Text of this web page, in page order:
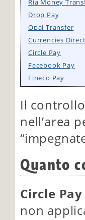
Ria Money
Drop Pay
Opal Transfer
Currencies Direct
Circle Pay
Facebook Pay
Fineco Pay
Il
nell’area
Quanto
Circle
non